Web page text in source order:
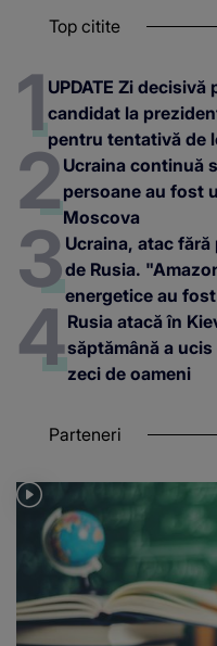
Top citite
UPDATE Zi
candidat la
pentru tentativă de
Ucraina continuă
persoane au fost
Moscova
Ucraina, atac
de Rusia.
energetice au
Rusia atacă în
săptămână a
zeci de oameni
Parteneri